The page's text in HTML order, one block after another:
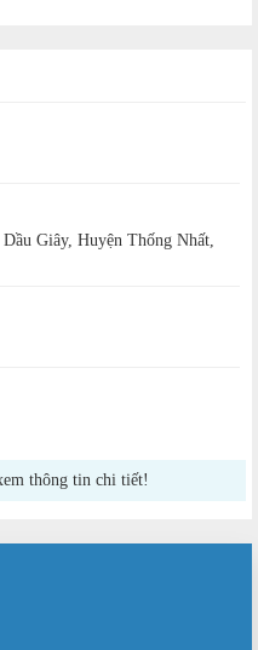
Giây, Huyện Thống Nhất,
thông tin chi tiết!